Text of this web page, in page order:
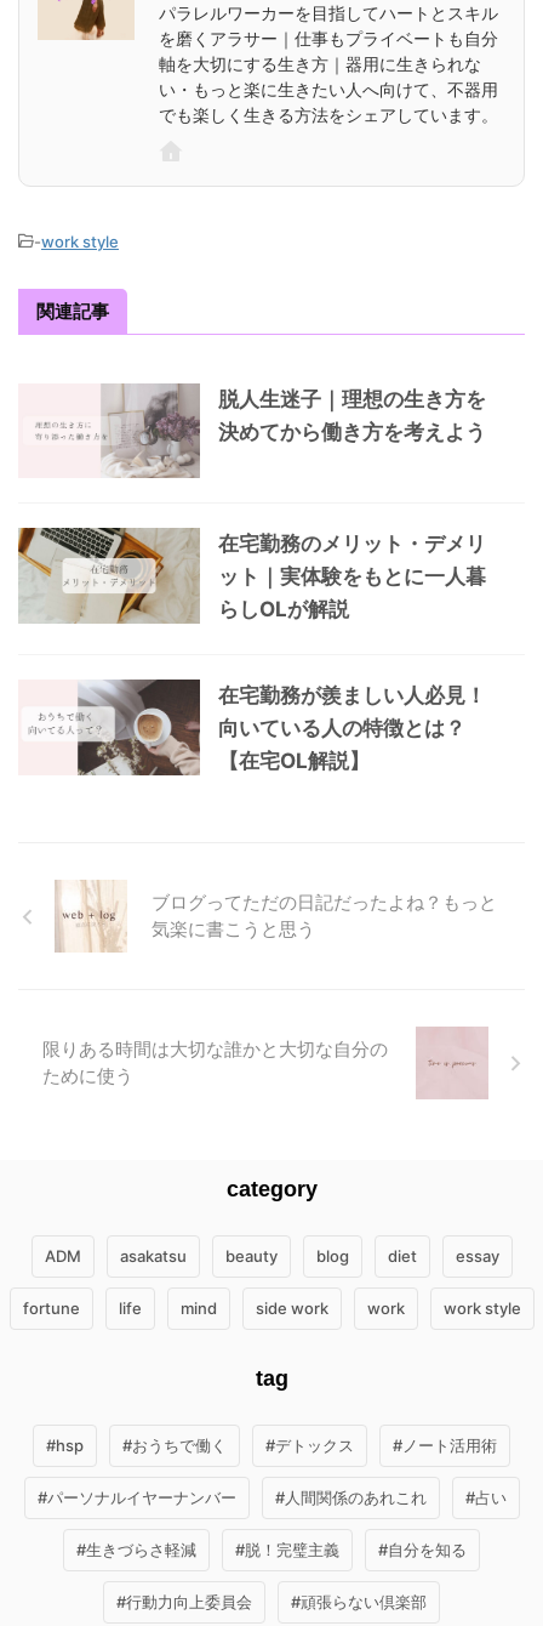
パラレルワーカーを目指してハートとスキル
を磨くアラサー｜仕事もプライベートも自分
軸を大切にする生き方｜器用に生きられな
い・もっと楽に生きたい人へ向けて、不器用
でも楽しく生きる方法をシェアしています。
-work style
関連記事
脱人生迷子｜理想の生き方を
決めてから働き方を考えよう
在宅勤務のメリット・デメリ
ット｜実体験をもとに一人暮
らしOLが解説
在宅勤務が羨ましい人必見！
向いている人の特徴とは？
【在宅OL解説】
ブログってただの日記だったよね？もっと
気楽に書こうと思う
限りある時間は大切な誰かと大切な自分の
ために使う
category
ADM asakatsu beauty blog diet essay
fortune life mind side work work work style
tag
#hsp #おうちで働く #デトックス #ノート活用術
#パーソナルイヤーナンバー #人間関係のあれこれ #占い
#生きづらさ軽減 #脱！完璧主義 #自分を知る
#行動力向上委員会 #頑張らない倶楽部